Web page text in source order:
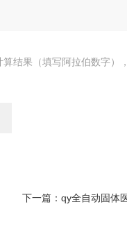
算结果（填写阿拉伯数字）
下一篇： qy全自动固体